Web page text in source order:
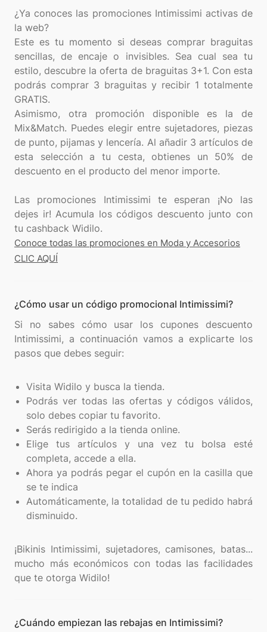
¿Ya conoces las promociones Intimissimi activas de
la web?
Este es tu momento si deseas comprar braguitas
sencillas, de encaje o invisibles. Sea cual sea tu
estilo, descubre la oferta de braguitas 3+1. Con esta
podrás comprar 3 braguitas y recibir 1 totalmente
GRATIS.
Asimismo, otra promoción disponible es la de
Mix&Match. Puedes elegir entre sujetadores, piezas
de punto, pijamas y lencería. Al añadir 3 artículos de
esta selección a tu cesta, obtienes un 50% de
descuento en el producto del menor importe.
Las promociones Intimissimi te esperan ¡No las
dejes ir! Acumula los códigos descuento junto con
Conoce todas las promociones en Moda y Accesorios
CLIC AQUÍ
¿Cómo usar un código promocional Intimissimi?
Si no sabes cómo usar los cupones descuento
Intimissimi, a continuación vamos a explicarte los
pasos que debes seguir:
Visita Widilo y busca la tienda.
Podrás ver todas las ofertas y códigos válidos,
solo debes copiar tu favorito.
Serás redirigido a la tienda online.
Elige tus artículos y una vez tu bolsa esté
completa, accede a ella.
Ahora ya podrás pegar el cupón en la casilla que
se te indica
Automáticamente, la totalidad de tu pedido habrá
disminuido.
¡Bikinis Intimissimi, sujetadores, camisones, batas...
mucho más económicos con todas las facilidades
¿Cuándo empiezan las rebajas en Intimissimi?